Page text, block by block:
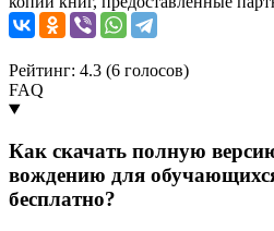
Рейтинг: 4.3 (6 голосов)
FAQ
Как скачать полную
вождению для
бесплатно?